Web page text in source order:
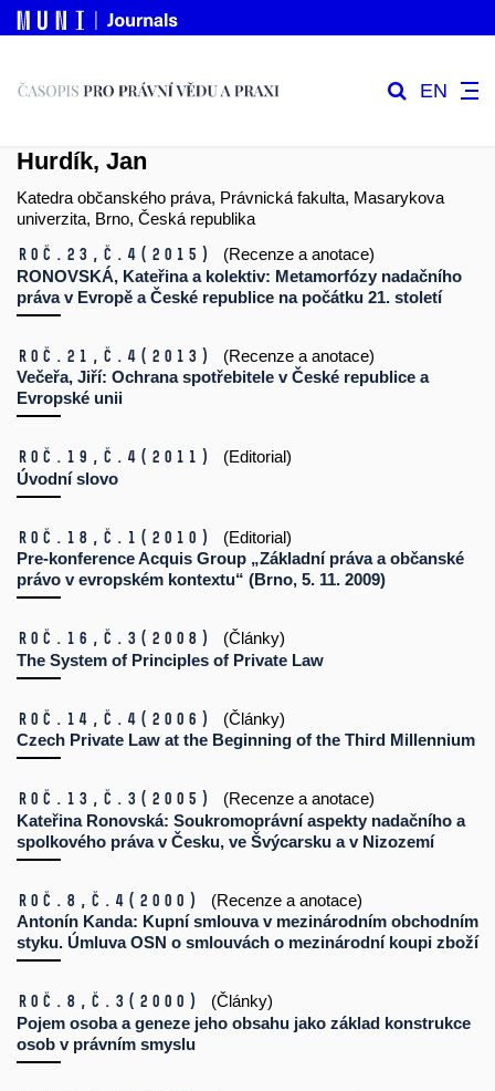
EN
Hurdík, Jan
Katedra občanského práva, Právnická fakulta, Masarykova
univerzita, Brno, Česká republika
Roč.23, č.4 (2015)
(Recenze a anotace)
RONOVSKÁ, Kateřina a kolektiv: Metamorfózy nadačního
práva v Evropě a České republice na počátku 21. století
Roč.21, č.4 (2013)
(Recenze a anotace)
Večeřa, Jiří: Ochrana spotřebitele v České republice a
Evropské unii
Roč.19, č.4 (2011)
(Editorial)
Úvodní slovo
Roč.18, č.1 (2010)
(Editorial)
Pre-konference Acquis Group „Základní práva a občanské
právo v evropském kontextu“ (Brno, 5. 11. 2009)
Roč.16, č.3 (2008)
(Články)
The System of Principles of Private Law
Roč.14, č.4 (2006)
(Články)
Czech Private Law at the Beginning of the Third Millennium
Roč.13, č.3 (2005)
(Recenze a anotace)
Kateřina Ronovská: Soukromoprávní aspekty nadačního a
spolkového práva v Česku, ve Švýcarsku a v Nizozemí
Roč.8, č.4 (2000)
(Recenze a anotace)
Antonín Kanda: Kupní smlouva v mezinárodním obchodním
styku. Úmluva OSN o smlouvách o mezinárodní koupi zboží
Roč.8, č.3 (2000)
(Články)
Pojem osoba a geneze jeho obsahu jako základ konstrukce
osob v právním smyslu